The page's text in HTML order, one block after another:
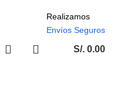
Realizamos
Envíos Seguros
S/. 0.00